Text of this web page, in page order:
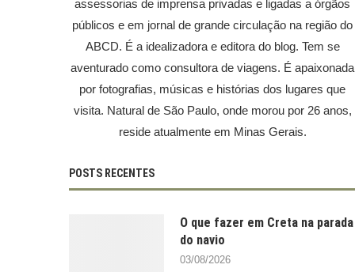
assessorias de imprensa privadas e ligadas a órgãos
públicos e em jornal de grande circulação na região do
ABCD. É a idealizadora e editora do blog. Tem se
aventurado como consultora de viagens. É apaixonada
por fotografias, músicas e histórias dos lugares que
visita. Natural de São Paulo, onde morou por 26 anos,
reside atualmente em Minas Gerais.
POSTS RECENTES
O que fazer em Creta na parada
do navio
03/08/2026